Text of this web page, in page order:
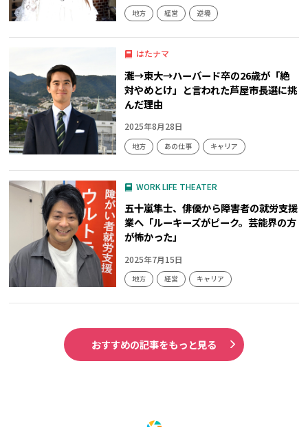
地方 経営 逆境
はたナマ
灘→東大→ハーバード卒の26歳が「絶
対やめとけ」と言われた芦屋市長選に挑
んだ理由
2025年8月28日
地方 あの仕事 キャリア
WORK LIFE THEATER
五十嵐隼士、俳優から障害者の就労支援
業へ「ルーキーズがピーク。芸能界の方
が怖かった」
2025年7月15日
地方 経営 キャリア
おすすめの記事をもっと見る